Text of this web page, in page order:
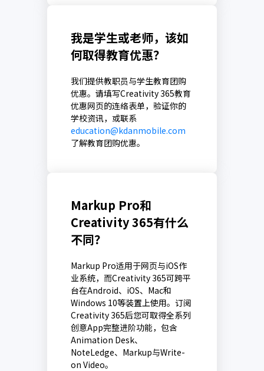
我是学生或老师，该如
何取得教育优惠？
我们提供教职员与学生教育团购
优惠。请填写Creativity 365教育
优惠网页的连络表单，验证你的
学校资讯，或联系
education@kdanmobile.com
了解教育团购优惠。
Markup Pro和
Creativity 365有什么
不同？
Markup Pro适用于网页与iOS作
业系统，而Creativity 365可跨平
台在Android、iOS、Mac和
Windows 10等装置上使用。订阅
Creativity 365后您可取得全系列
创意App完整进阶功能，包含
Animation Desk、
NoteLedge、Markup与Write-
on Video。